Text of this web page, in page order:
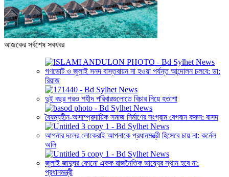
আজকের সর্বশেষ সবখবর
গণভোট ও জুলাই সনদ বাস্তবায়ন না হওয়া পর্যন্ত আন্দোলন চলবে: ডা:
রিয়াজ
দুই বছর পরও শহীদ পরিবারগুলোতে বিচার নিয়ে হতাশা
বৈষম্যহীন-অসাম্প্রদায়িক সমাজ নির্মাণের সংগ্রাম বেগবান করুন: বাসদ
আপনার দলের লোকেরাই আপনাকে প্রধানমন্ত্রী হিসেবে চায় না: কর্নেল
অলি
জুলাই জাদুঘর কোনো একক রাজনৈতিক ভাষ্যের স্থান হবে না:
প্রধানমন্ত্রী